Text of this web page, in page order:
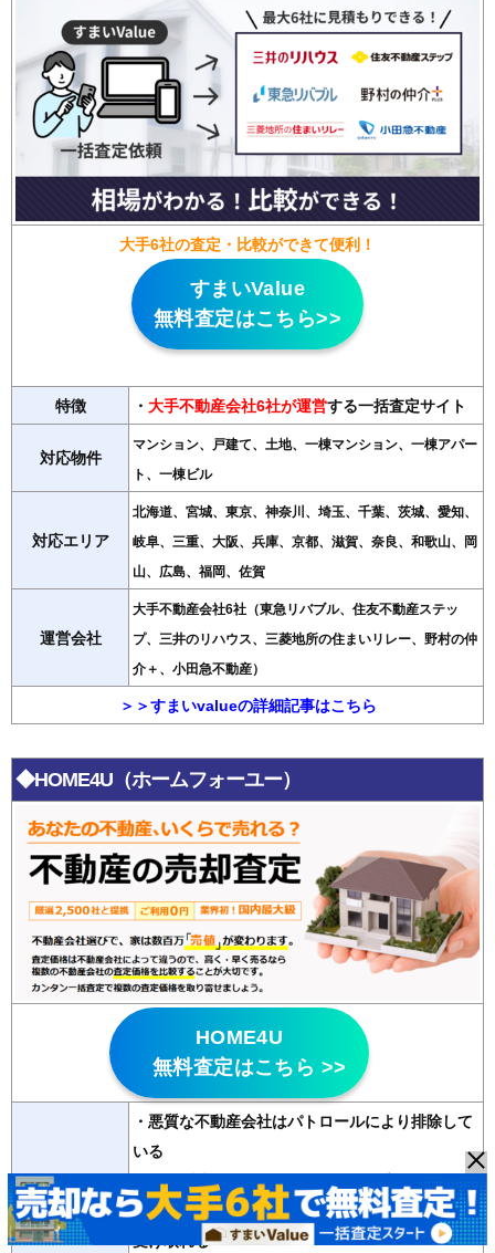
大手6社の査定・比較ができて便利！
すまいValue
無料査定はこちら>>
特徴 ・ 大手不動産会社6社が運営する一括査定サイト
対応物件
マンション、戸建て、土地、一棟マンション、一棟アパー
ト、一棟ビル
対応エリア
北海道、宮城、東京、神奈川、埼玉、千葉、茨城、愛知、
岐阜、三重、大阪、兵庫、京都、滋賀、奈良、和歌山、岡
山、広島、福岡、佐賀
運営会社
大手不動産会社6社（東急リバブル、住友不動産ステッ
プ、三井のリハウス、三菱地所の住まいリレー、野村の仲
介＋、小田急不動産）
＞＞すまいvalueの詳細記事はこちら
◆HOME4U（ホームフォーユー）
HOME4U
無料査定はこちら >>
・悪質な不動産会社はパトロールにより排除して
いる
20年以上の運営歴 があり信頼性が高い
・2500社の登録会社から最大6社の査定が無料で
受け取れる